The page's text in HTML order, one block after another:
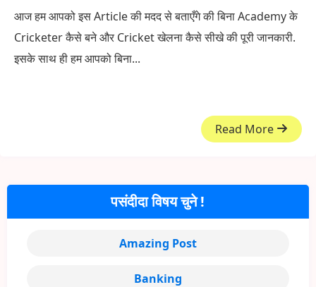
आज हम आपको इस Article की मदद से बताएँगे की बिना Academy के
Cricketer कैसे बने और Cricket खेलना कैसे सीखे की पूरी जानकारी.
इसके साथ ही हम आपको बिना...
Read More
पसंदीदा विषय चुने !
Amazing Post
Banking